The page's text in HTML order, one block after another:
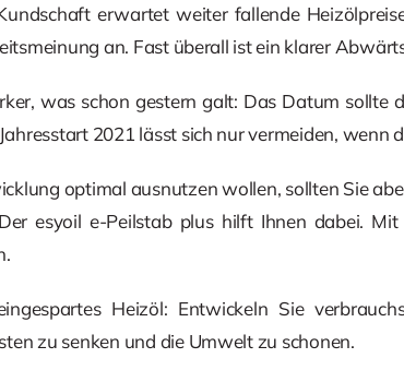
erwartet weiter fallende
an. Fast überall ist ein klarer
was schon gestern galt: Das Datum sollte
2021 lässt sich nur vermeiden, wenn
optimal ausnutzen wollen, sollten Sie
esyoil e-Peilstab plus hilft Ihnen dabei.
Heizöl: Entwickeln Sie
zu senken und die Umwelt zu schonen.